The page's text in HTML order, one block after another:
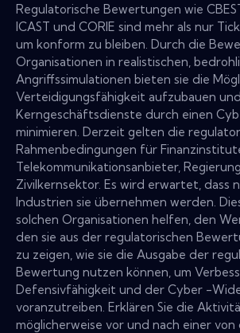
Regulatorische Bewertungen wie
ICAST und CORIE sind mehr als nur
um konform zu bleiben. Durch die
Organisationen in realistischen,
Angriffssimulationen bieten sie die
Verteidigungsfähigkeit aufzubauen
Kerngeschäftsdienste durch einen
minimieren. Derzeit gelten die
Rahmenbedingungen für
Telekommunikationsanbieter,
Zivilkernsektor. Es wird erwartet, dass
Industrien sie übernehmen werden.
solchen Organisationen helfen, den
den sie aus der regulatorischen
zu zeigen, wie sie die Ausgabe der
Bewertung nutzen können, um
Defensivfähigkeit und der Cyber ​​-
voranzutreiben. Erklären Sie die
möglicherweise vor und nach einer